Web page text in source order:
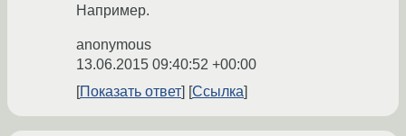
Например.
anonymous
13.06.2015 09:40:52 +00:00
Показать ответ
Ссылка